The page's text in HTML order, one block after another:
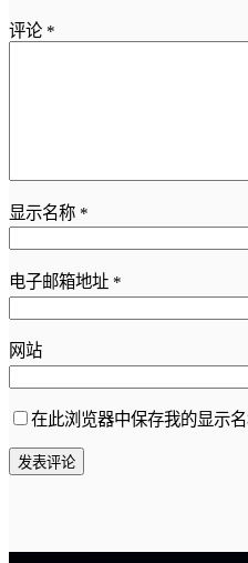
评论 *
显示名称 *
电子邮箱地址 *
网站
在此浏览器中保存我的显示